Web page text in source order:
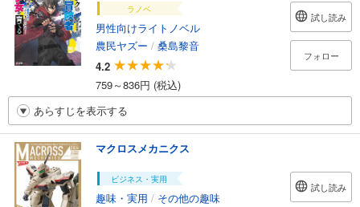
ラノベ
男性向けライトノベル
農民ヤズー / 桑島黎音
4.2
759～836円 (税込)
試し読み
フォロー
あらすじを表示する
マクロスメカニクス
ビジネス・実用
趣味・実用 / その他の趣味
試し読み